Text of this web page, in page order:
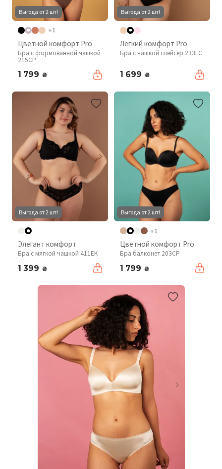
Выгода от 2 шт!
+1
Цветной комфорт Pro
Бра с формованной чашкой
215CP
1 799 ₴
Выгода от 2 шт!
Легкий комфорт Pro
Бра с чашкой спейсер 233LC
1 699 ₴
Выгода от 2 шт!
Элегант комфорт
Бра с мягкой чашкой 411EK
1 399 ₴
Выгода от 2 шт!
+1
Цветной комфорт Pro
Бра балконет 203CP
1 799 ₴